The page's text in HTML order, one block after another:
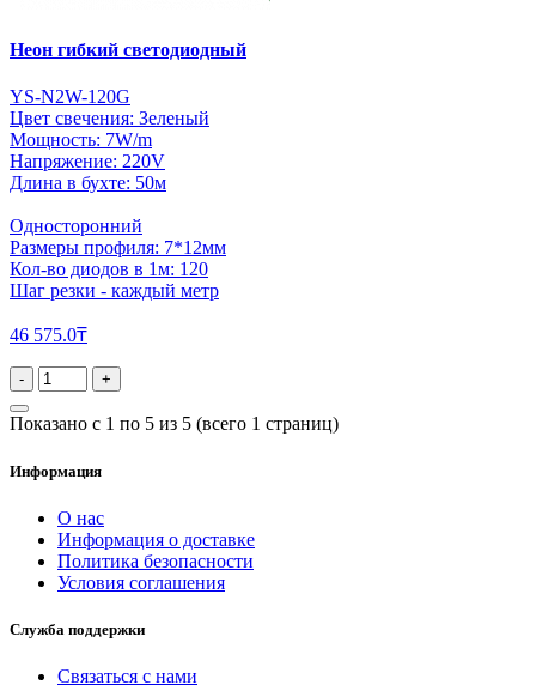
Неон гибкий светодиодный
YS-N2W-120G
Цвет свечения: Зеленый
Мощность: 7W/m
Напряжение: 220V
Длина в бухте: 50м
Односторонний
Размеры профиля: 7*12мм
Кол-во диодов в 1м: 120
Шаг резки - каждый метр
46 575.0₸
- +
Показано с 1 по 5 из 5 (всего 1 страниц)
Информация
О нас
Информация о доставке
Политика безопасности
Условия соглашения
Служба поддержки
Связаться с нами